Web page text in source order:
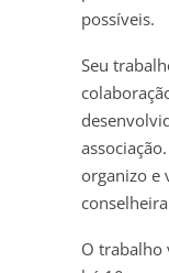
possíveis.
Seu
organizo e
O trabalho